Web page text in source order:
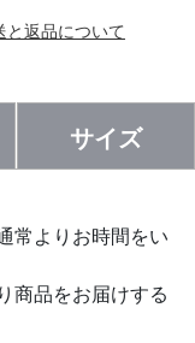
と返品について
サイズ
常よりお時間をい
商品をお届けする